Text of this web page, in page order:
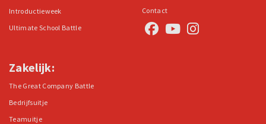
Introductieweek
Ultimate School Battle
Contact
Zakelijk:
The Great Company Battle
Bedrijfsuitje
Teamuitje